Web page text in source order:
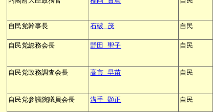
自民党幹事長 石破 茂 自民
自民党総務会長 野田 聖子 自民
自民党政務調査会長 高市 早苗 自民
自民党参議院議員会長 溝手 顕正 自民